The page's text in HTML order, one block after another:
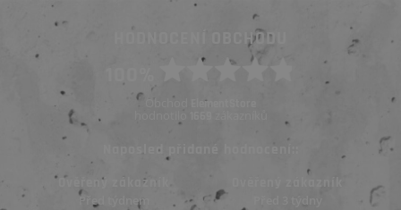
HODNOCENÍ OBCHODU
Obchod ElementStore
hodnotilo
Naposled přidané hodnocení::
Ověřený zákazník
Před týdnem